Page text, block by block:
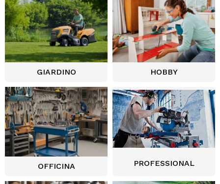
GIARDINO HOBBY
OFFICINA PROFESSIONAL